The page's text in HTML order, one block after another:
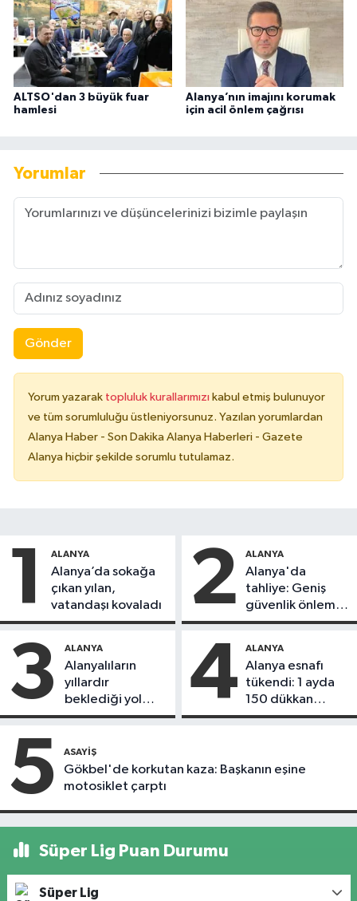
ALTSO'dan 3 büyük fuar
hamlesi
Alanya’nın imajını korumak
için acil önlem çağrısı
Yorumlar
Gönder
Yorum yazarak topluluk kurallarımızı kabul etmiş bulunuyor
ve tüm sorumluluğu üstleniyorsunuz. Yazılan yorumlardan
Alanya Haber - Son Dakika Alanya Haberleri - Gazete
Alanya hiçbir şekilde sorumlu tutulamaz.
1 ALANYA
Alanya’da sokağa
çıkan yılan,
vatandaşı kovaladı
2 ALANYA
Alanya'da
tahliye: Geniş
güvenlik önlemi
alındı
3 ALANYA
Alanyalıların
yıllardır
beklediği yol
askıdan döndü
4 ALANYA
Alanya esnafı
tükendi: 1 ayda
150 dükkan
kapandı
5 ASAYIŞ
Gökbel'de korkutan kaza: Başkanın eşine
motosiklet çarptı
Süper Lig Puan Durumu
Süper Lig